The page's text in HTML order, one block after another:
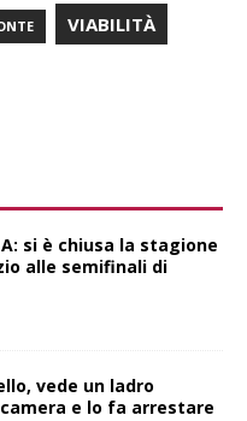
VIABILITÀ
si è chiusa la stagione
alle semifinali di
vede un ladro
e lo fa arrestare